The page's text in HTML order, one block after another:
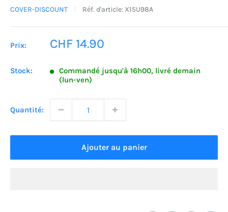
COVER-DISCOUNT Réf. d'article: X15U98A
Prix:
Prix
CHF 14.90
Stock:
Commandé jusqu'à 16h00, livré demain
(lun-ven)
Quantité:
Ajouter au panier